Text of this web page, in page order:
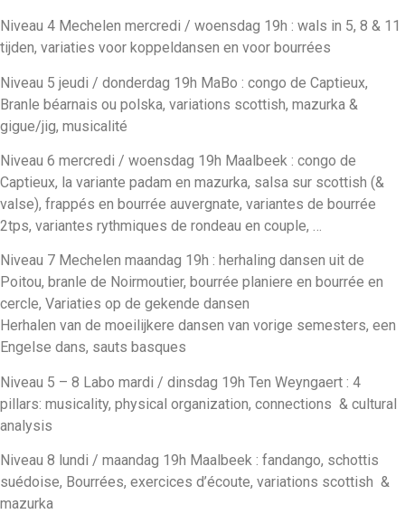
Niveau 4 Mechelen mercredi / woensdag 19h : wals in 5, 8 & 11
tijden, variaties voor koppeldansen en voor bourrées
Niveau 5 jeudi / donderdag 19h MaBo : congo de Captieux,
Branle béarnais ou polska, variations scottish, mazurka &
gigue/jig, musicalité
Niveau 6 mercredi / woensdag 19h Maalbeek : congo de
Captieux, la variante padam en mazurka, salsa sur scottish (&
valse), frappés en bourrée auvergnate, variantes de bourrée
2tps, variantes rythmiques de rondeau en couple, …
Niveau 7 Mechelen maandag 19h : herhaling dansen uit de
Poitou, branle de Noirmoutier, bourrée planiere en bourrée en
cercle, Variaties op de gekende dansen
Herhalen van de moeilijkere dansen van vorige semesters, een
Engelse dans, sauts basques
Niveau 5 – 8 Labo mardi / dinsdag 19h Ten Weyngaert : 4
pillars: musicality, physical organization, connections & cultural
analysis
Niveau 8 lundi / maandag 19h Maalbeek : fandango, schottis
suédoise, Bourrées, exercices d’écoute, variations scottish &
mazurka